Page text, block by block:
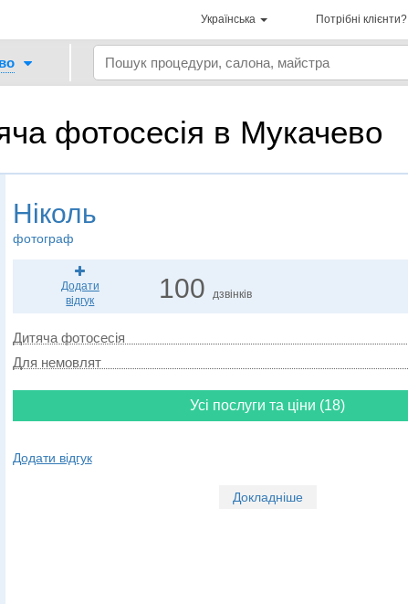
Українська Потрібні клієнти?
фотосесія в Мукачево
Ніколь
фотограф
Додати
відгук
100 дзвінків
Дитяча фотосесія
Для немовлят
Усі послуги та ціни (18)
Додати відгук
Докладніше